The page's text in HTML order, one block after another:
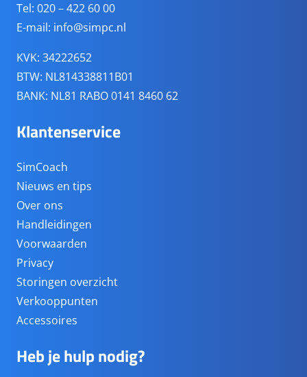
Tel: 020 – 422 60 00
E-mail: info@simpc.nl
KVK: 34222652
BTW: NL814338811B01
BANK: NL81 RABO 0141 8460 62
Klantenservice
SimCoach
Nieuws en tips
Over ons
Handleidingen
Voorwaarden
Privacy
Storingen overzicht
Verkooppunten
Accessoires
Heb je hulp nodig?